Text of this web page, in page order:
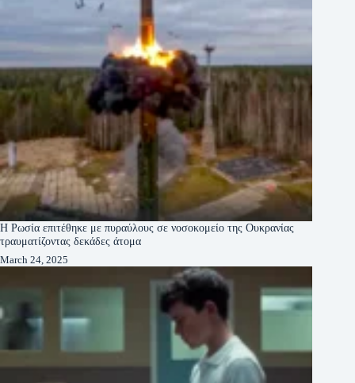
Η Ρωσία επιτέθηκε με πυραύλους σε νοσοκομείο της Ουκρανίας
τραυματίζοντας δεκάδες άτομα
March 24, 2025